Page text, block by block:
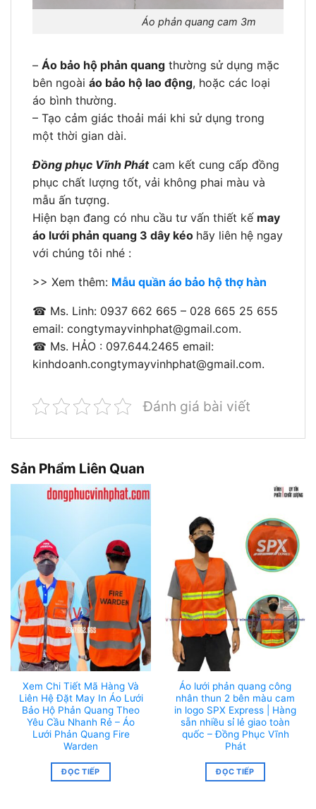
Áo phản quang cam 3m
– Áo bảo hộ phản quang thường sử dụng mặc
bên ngoài áo bảo hộ lao động, hoặc các loại
áo bình thường.
– Tạo cảm giác thoải mái khi sử dụng trong
một thời gian dài.
Đồng phục Vĩnh Phátcam kết cung cấp đồng
phục chất lượng tốt, vải không phai màu và
mẫu ấn tượng.
Hiện bạn đang có nhu cầu tư vấn thiết kế may
áo lưới phản quang 3 dây kéo hãy liên hệ ngay
với chúng tôi nhé :
>> Xem thêm: Mẫu quần áo bảo hộ thợ hàn
☎ Ms. Linh: 0937 662 665 – 028 665 25 655
email: congtymayvinhphat@gmail.com.
☎ Ms. HẢO : 097.644.2465 email:
kinhdoanh.congtymayvinhphat@gmail.com.
Đánh giá bài viết
Sản Phẩm Liên Quan
Xem Chi Tiết Mã Hàng Và
Liên Hệ Đặt May In Áo Lưới
Bảo Hộ Phản Quang Theo
Yêu Cầu Nhanh Rẻ – Áo
Lưới Phản Quang Fire
Warden
ĐỌC TIẾP
Áo lưới phản quang công
nhân thun 2 bên màu cam
in logo SPX Express | Hàng
sẵn nhiều sỉ lẻ giao toàn
quốc – Đồng Phục Vĩnh
Phát
ĐỌC TIẾP